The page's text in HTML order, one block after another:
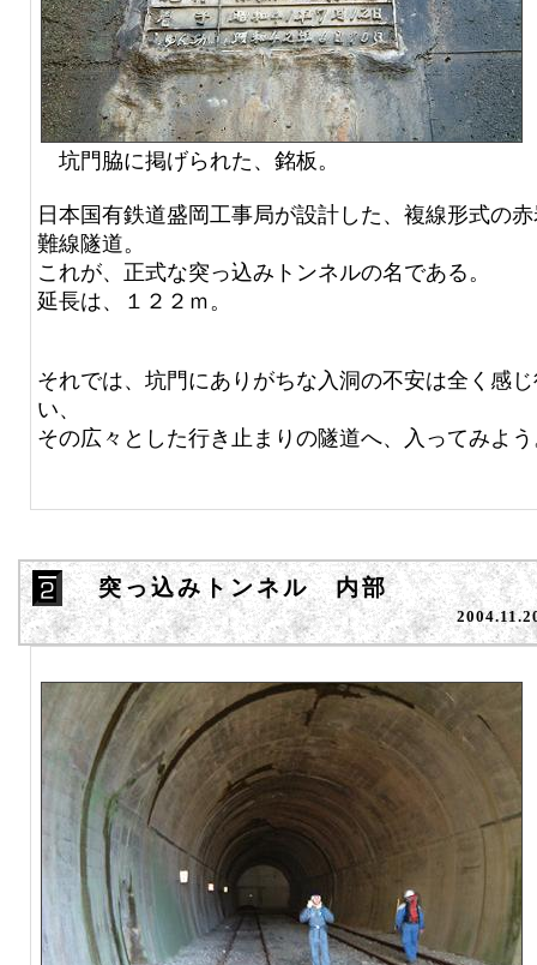
坑門脇に掲げられた、銘板。
日本国有鉄道盛岡工事局が設計した、複線形式の
難線隧道。
これが、正式な突っ込みトンネルの名である。
延長は、１２２ｍ。
それでは、坑門にありがちな入洞の不安は全く感
い、
その広々とした行き止まりの隧道へ、入ってみよ
突っ込みトンネル 内部